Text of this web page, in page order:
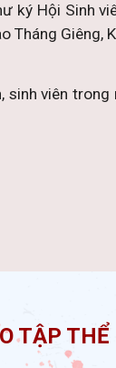
ký Hội Sinh
Tháng Giêng,
sinh viên trong
TẬP THỂ